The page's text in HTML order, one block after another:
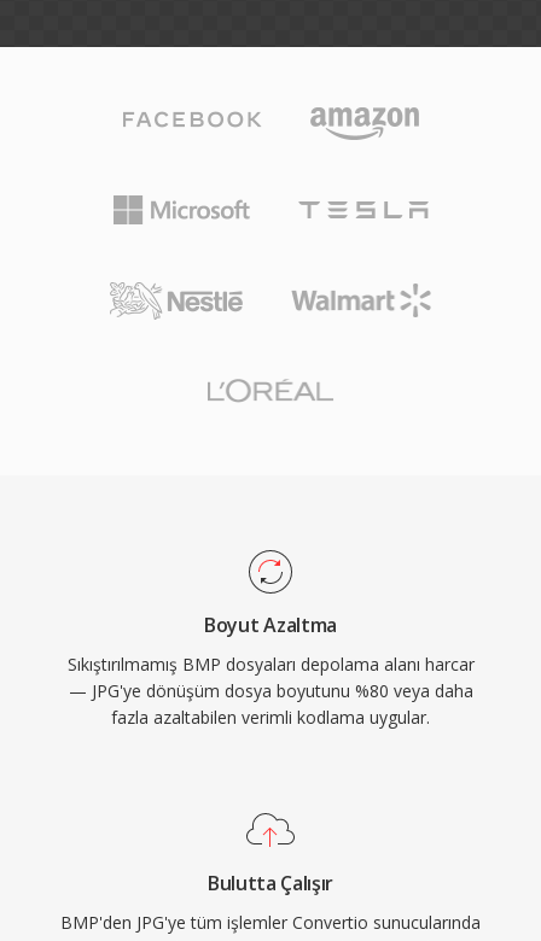
Boyut Azaltma
Sıkıştırılmamış BMP dosyaları depolama alanı harcar
— JPG'ye dönüşüm dosya boyutunu %80 veya daha
fazla azaltabilen verimli kodlama uygular.
Bulutta Çalışır
BMP'den JPG'ye tüm işlemler Convertio sunucularında